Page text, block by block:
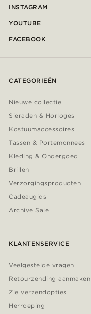
INSTAGRAM
YOUTUBE
FACEBOOK
CATEGORIEËN
Nieuwe collectie
Sieraden & Horloges
Kostuumaccessoires
Tassen & Portemonnees
Kleding & Ondergoed
Brillen
Verzorgingsproducten
Cadeaugids
Archive Sale
KLANTENSERVICE
Veelgestelde vragen
Retourzending aanmaken
Zie verzendopties
Herroeping